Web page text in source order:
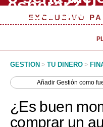
Management & Empleo
Perú
EXCLUSIVO
GESTION > TU DINERO >
AñadirGestión como
¿Es buen
comprar un